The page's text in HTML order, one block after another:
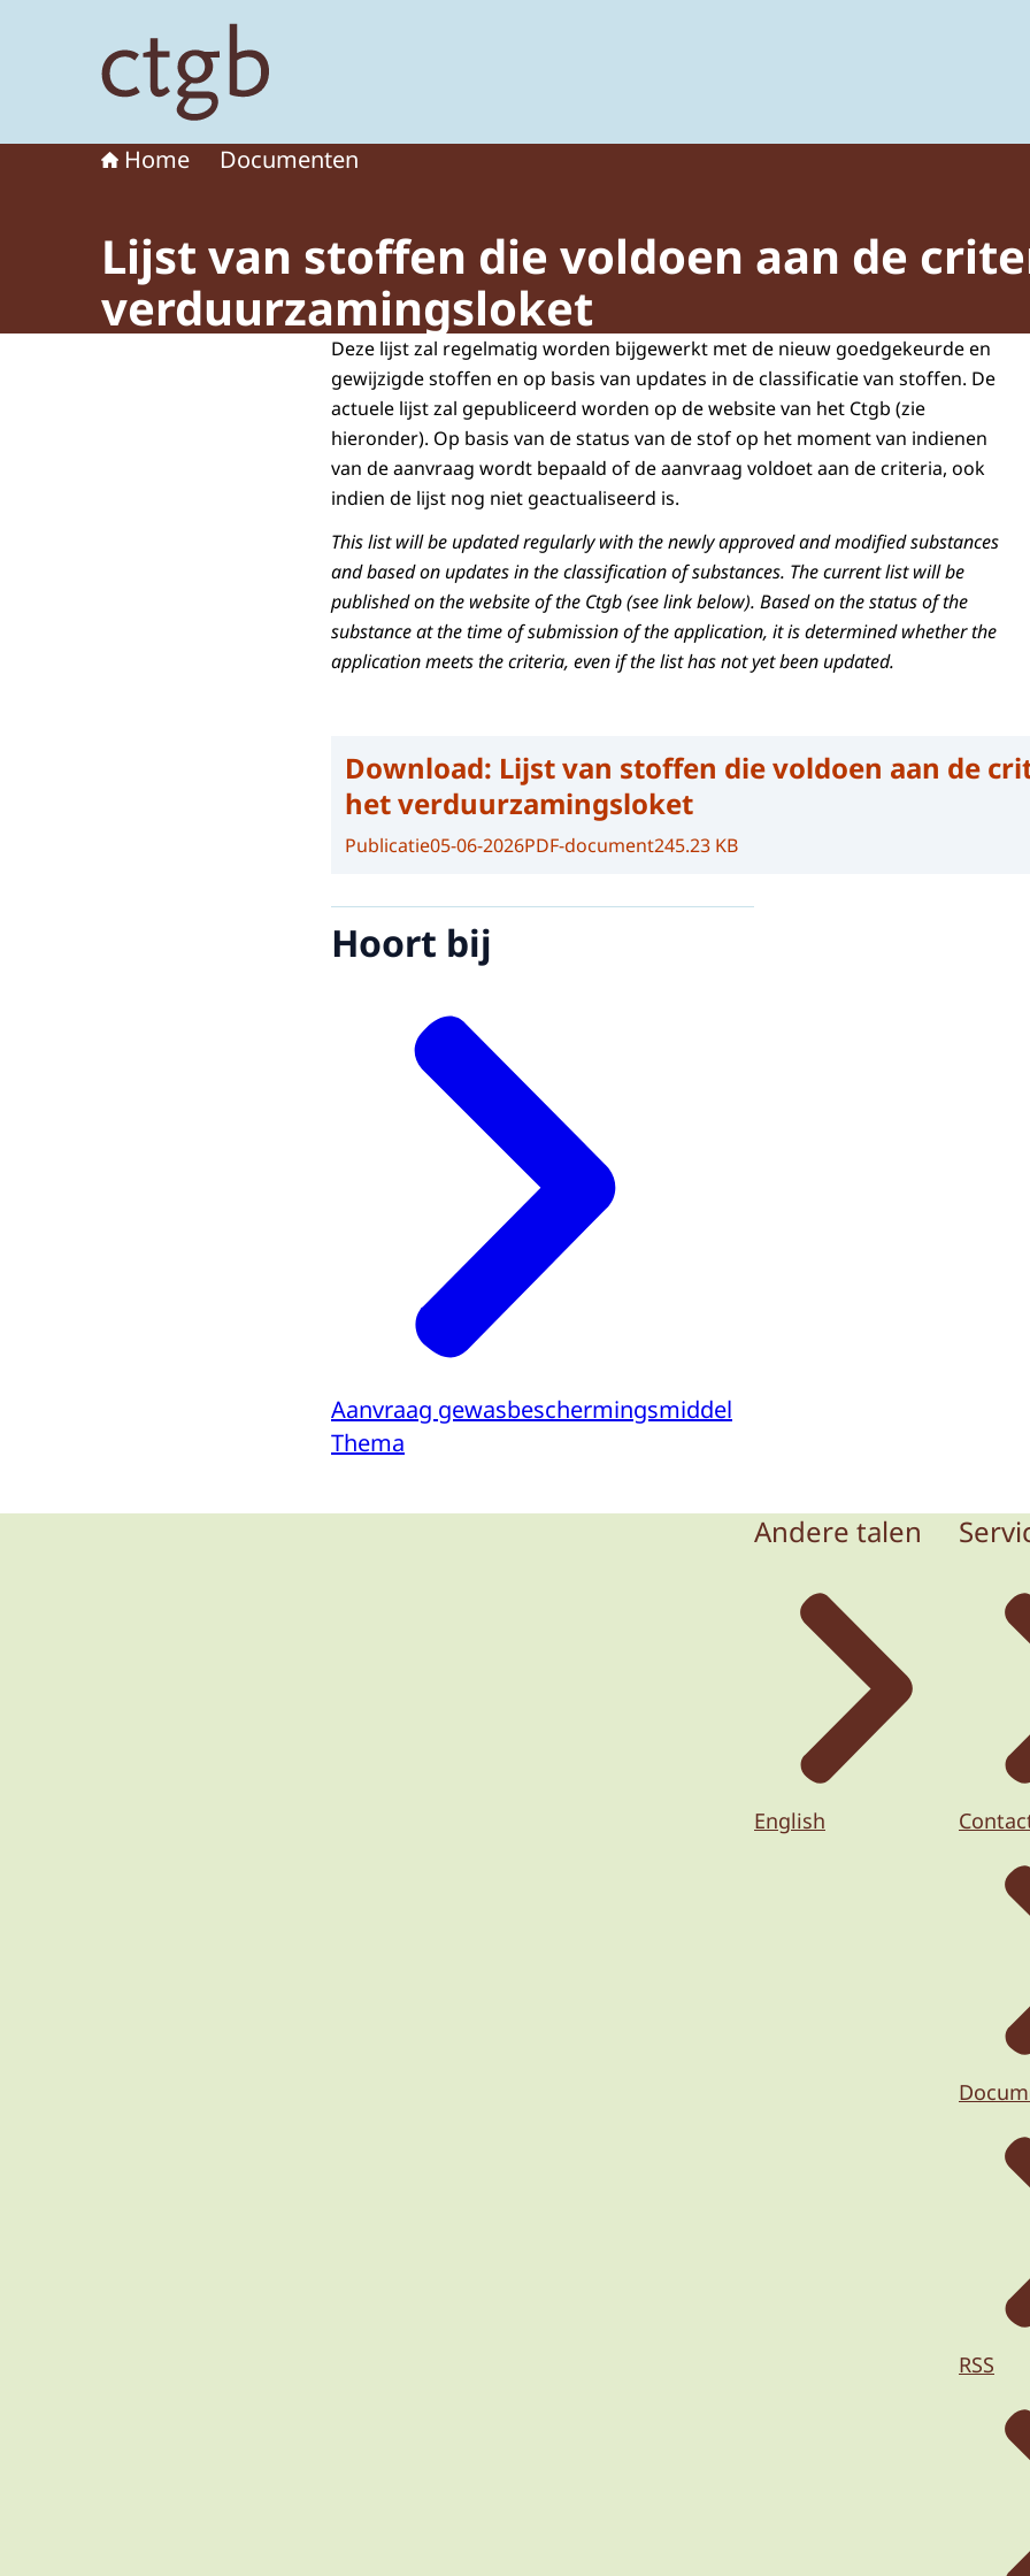
Home Documenten
Lijst van stoffen die voldoen aan de
verduurzamingsloket
Deze lijst zal regelmatig worden bijgewerkt met de nieuw goedgekeurde en
gewijzigde stoffen en op basis van updates in de classificatie van stoffen. De
actuele lijst zal gepubliceerd worden op de website van het Ctgb (zie
hieronder). Op basis van de status van de stof op het moment van indienen
van de aanvraag wordt bepaald of de aanvraag voldoet aan de criteria, ook
indien de lijst nog niet geactualiseerd is.
This list will be updated regularly with the newly approved and modified substances
and based on updates in the classification of substances. The current list will be
published on the website of the Ctgb (see link below). Based on the status of the
substance at the time of submission of the application, it is determined whether the
application meets the criteria, even if the list has not yet been updated.
Download: Lijst van stoffen die voldoen aan de
het verduurzamingsloket
Publicatie05-06-2026PDF-document245.23 KB
Hoort bij
Aanvraag gewasbeschermingsmiddel
Thema
Andere talen
English
RSS